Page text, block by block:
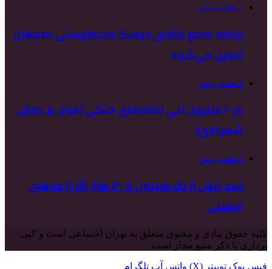
2 هفته پیش
برنامه جامع ارتقای فرهنگ محیط‌زیستی اصفهان
تدوین می‌شود
2 هفته پیش
بارِ ۱۰ میلیون تنیِ نخاله‌های جنگی تهران بر دوشِ
شهرداری!
2 هفته پیش
تردد بیش از یک میلیون و ۲۰۰ هزار زائر از مرزهای
اربعینی
کلیه حقوق مادی و معنوی متعلق به تهران اجتماعی است و کپی
برداری با ذکر منبع مجاز است
فیس بوک توییتر (X) واتس آپ تلگرام